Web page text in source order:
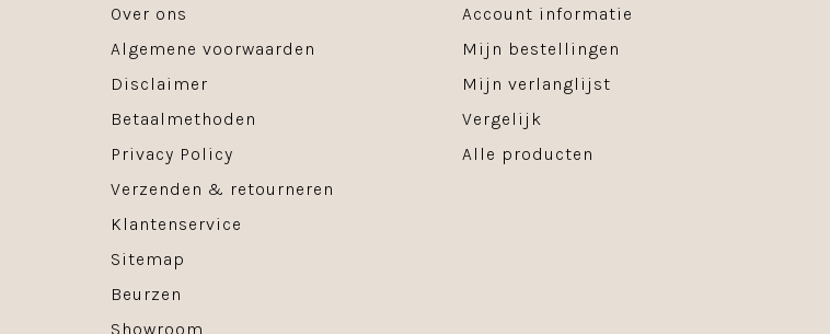
Over ons
Algemene voorwaarden
Disclaimer
Betaalmethoden
Privacy Policy
Verzenden & retourneren
Klantenservice
Sitemap
Beurzen
Showroom
Account informatie
Mijn bestellingen
Mijn verlanglijst
Vergelijk
Alle producten